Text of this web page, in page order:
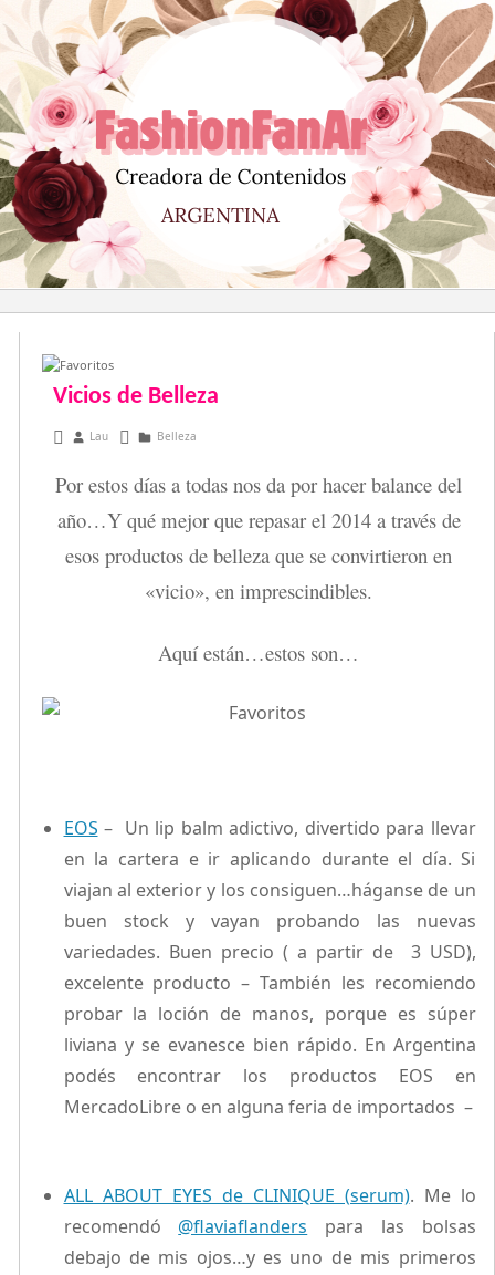
al
contenido
Vicios de Belleza
diciembre 29, 2014
Lau Belleza
Por estos días a todas nos da por hacer balance del
año…Y qué mejor que repasar el 2014 a través de
esos productos de belleza que se convirtieron en
«vicio», en imprescindibles.
Aquí están…estos son…
EOS – Un lip balm adictivo, divertido para llevar
en la cartera e ir aplicando durante el día. Si
viajan al exterior y los consiguen…háganse de un
buen stock y vayan probando las nuevas
variedades. Buen precio ( a partir de 3 USD),
excelente producto – También les recomiendo
probar la loción de manos, porque es súper
liviana y se evanesce bien rápido. En Argentina
podés encontrar los productos EOS en
MercadoLibre o en alguna feria de importados –
ALL ABOUT EYES de CLINIQUE (serum). Me lo
recomendó @flaviaflanders para las bolsas
debajo de mis ojos…y es uno de mis primeros